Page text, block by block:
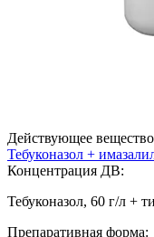
Действующее
Тебуконазол +
Концентрация ДВ:
Тебуконазол, 60 г/л +
Препаративная форма: